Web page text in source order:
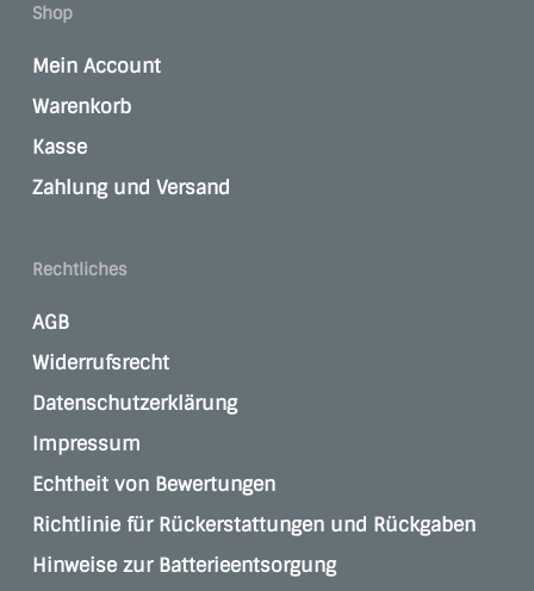
Shop
Mein Account
Warenkorb
Kasse
Zahlung und Versand
Rechtliches
AGB
Widerrufsrecht
Datenschutzerklärung
Impressum
Echtheit von Bewertungen
Richtlinie für Rückerstattungen und Rückgaben
Hinweise zur Batterieentsorgung